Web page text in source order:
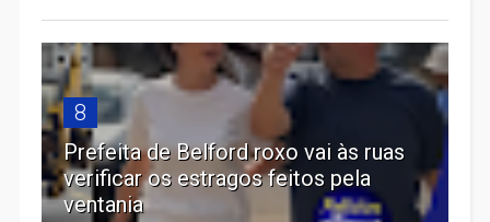
8
Prefeita de Belford roxo vai às ruas
verificar os estragos feitos pela
ventania